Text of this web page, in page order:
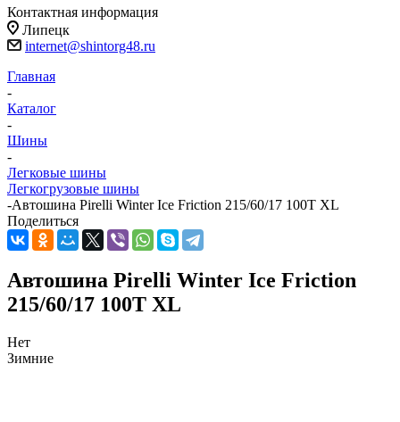
Контактная информация
Липецк
internet@shintorg48.ru
Главная
-
Каталог
-
Шины
-
Легковые шины
Легкогрузовые шины
-Автошина Pirelli Winter Ice Friction 215/60/17 100T XL
Поделиться
Автошина Pirelli Winter Ice Friction
215/60/17 100T XL
Нет
Зимние